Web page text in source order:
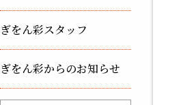
ぎをん彩スタッフ
ぎをん彩からのお知らせ